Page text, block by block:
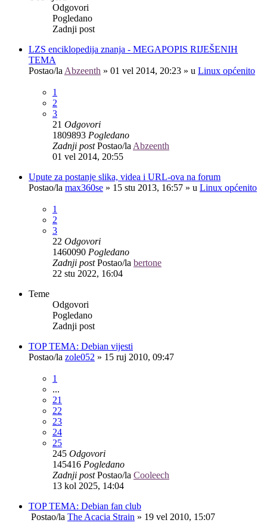
Odgovori
Pogledano
Zadnji post
LZS enciklopedija znanja - MEGAPOPIS RIJEŠENIH
TEMA
Postao/la Abzeenth » 01 vel 2014, 20:23 » u Linux općenito
1
2
3
21 Odgovori
1809893 Pogledano
Zadnji postPostao/la Abzeenth
01 vel 2014, 20:55
Upute za postanje slika, videa i URL-ova na forum
Postao/la max360se » 15 stu 2013, 16:57 » u Linux općenito
1
2
3
22 Odgovori
1460090 Pogledano
Zadnji postPostao/la bertone
22 stu 2022, 16:04
Teme
Odgovori
Pogledano
Zadnji post
TOP TEMA: Debian vijesti
Postao/la zole052 » 15 ruj 2010, 09:47
1
...
21
22
23
24
25
245 Odgovori
145416 Pogledano
Zadnji postPostao/la Cooleech
13 kol 2025, 14:04
TOP TEMA: Debian fan club
Postao/la The Acacia Strain » 19 vel 2010, 15:07